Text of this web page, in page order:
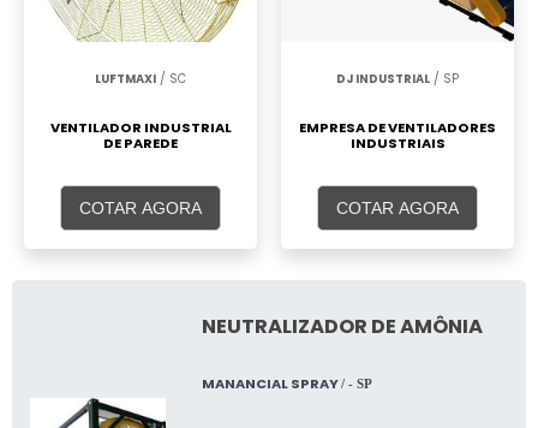
LUFTMAXI / SC
VENTILADOR INDUSTRIAL
DE PAREDE
COTAR AGORA
DJ INDUSTRIAL / SP
EMPRESA DE VENTILADORES
INDUSTRIAIS
COTAR AGORA
NEUTRALIZADOR DE AMÔNIA
MANANCIAL SPRAY/ - SP